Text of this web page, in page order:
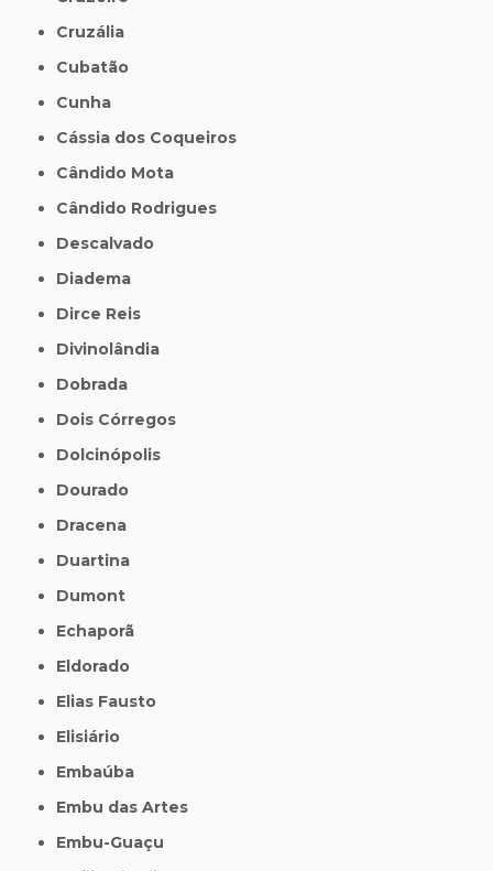
Cruzália
Cubatão
Cunha
Cássia dos Coqueiros
Cândido Mota
Cândido Rodrigues
Descalvado
Diadema
Dirce Reis
Divinolândia
Dobrada
Dois Córregos
Dolcinópolis
Dourado
Dracena
Duartina
Dumont
Echaporã
Eldorado
Elias Fausto
Elisiário
Embaúba
Embu das Artes
Embu-Guaçu